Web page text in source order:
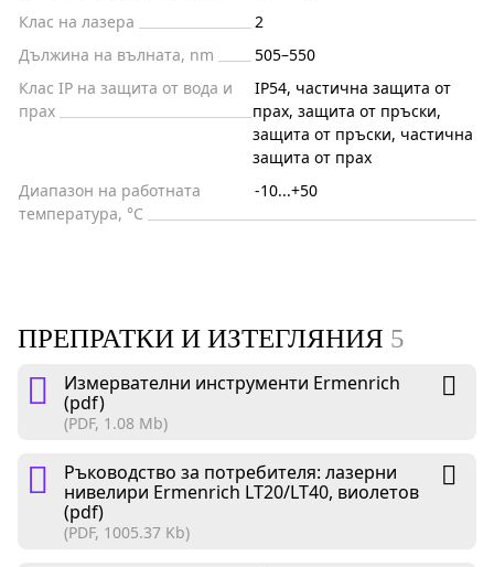
Клас на лазера
2
Дължина на вълната, nm
505–550
Клас IP на защита от вода и
прах
IP54, частична защита от
прах, защита от пръски,
защита от пръски, частична
защита от прах
Диапазон на работната
температура, °C
-10...+50
ПРЕПРАТКИ И ИЗТЕГЛЯНИЯ 5
Измервателни инструменти Ermenrich
(pdf)
(PDF, 1.08 Mb)
Ръководство за потребителя: лазерни
нивелири Ermenrich LT20/LT40, виолетов
(pdf)
(PDF, 1005.37 Kb)